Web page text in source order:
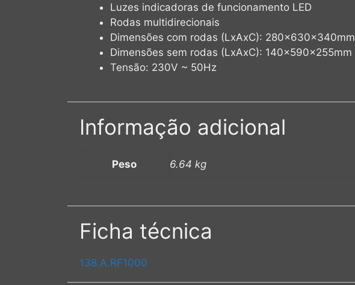
Luzes indicadoras de funcionamento LED
Rodas multidirecionais
Dimensões com rodas (LxAxC): 280x630x340mm
Dimensões sem rodas (LxAxC): 140x590x255mm
Tensão: 230V ~ 50Hz
Informação adicional
Peso 6.64 kg
Ficha técnica
138.A.RF1000